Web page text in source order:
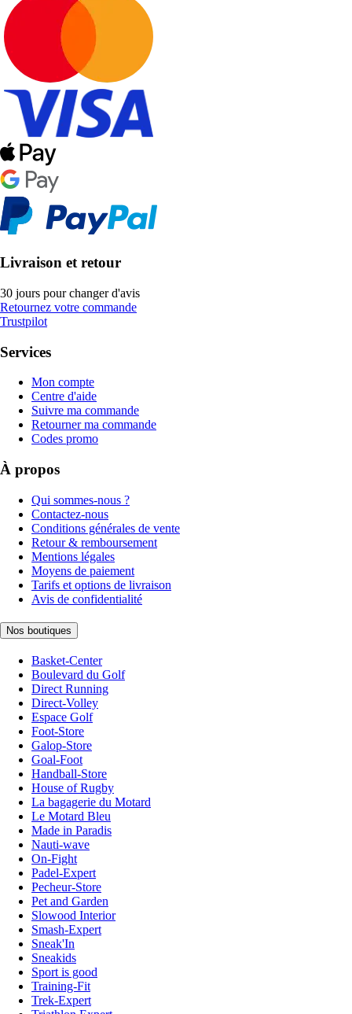
Livraison et retour
30 jours pour changer d'avis
Retournez votre commande
Trustpilot
Services
Mon compte
Centre d'aide
Suivre ma commande
Retourner ma commande
Codes promo
À propos
Qui sommes-nous ?
Contactez-nous
Conditions générales de vente
Retour & remboursement
Mentions légales
Moyens de paiement
Tarifs et options de livraison
Avis de confidentialité
Nos boutiques
Basket-Center
Boulevard du Golf
Direct Running
Direct-Volley
Espace Golf
Foot-Store
Galop-Store
Goal-Foot
Handball-Store
House of Rugby
La bagagerie du Motard
Le Motard Bleu
Made in Paradis
Nauti-wave
On-Fight
Padel-Expert
Pecheur-Store
Pet and Garden
Slowood Interior
Smash-Expert
Sneak'In
Sneakids
Sport is good
Training-Fit
Trek-Expert